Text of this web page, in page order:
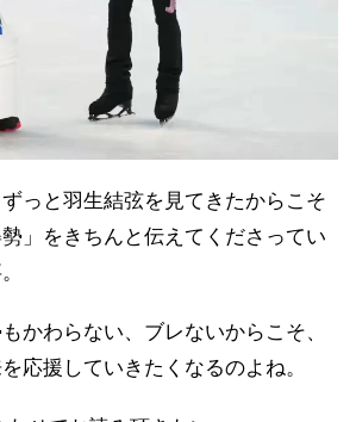
っと羽生結弦を見てきたからこそ
」をきちんと伝えてくださってい
かわらない、ブレないからこそ、
応援していきたくなるのよね。